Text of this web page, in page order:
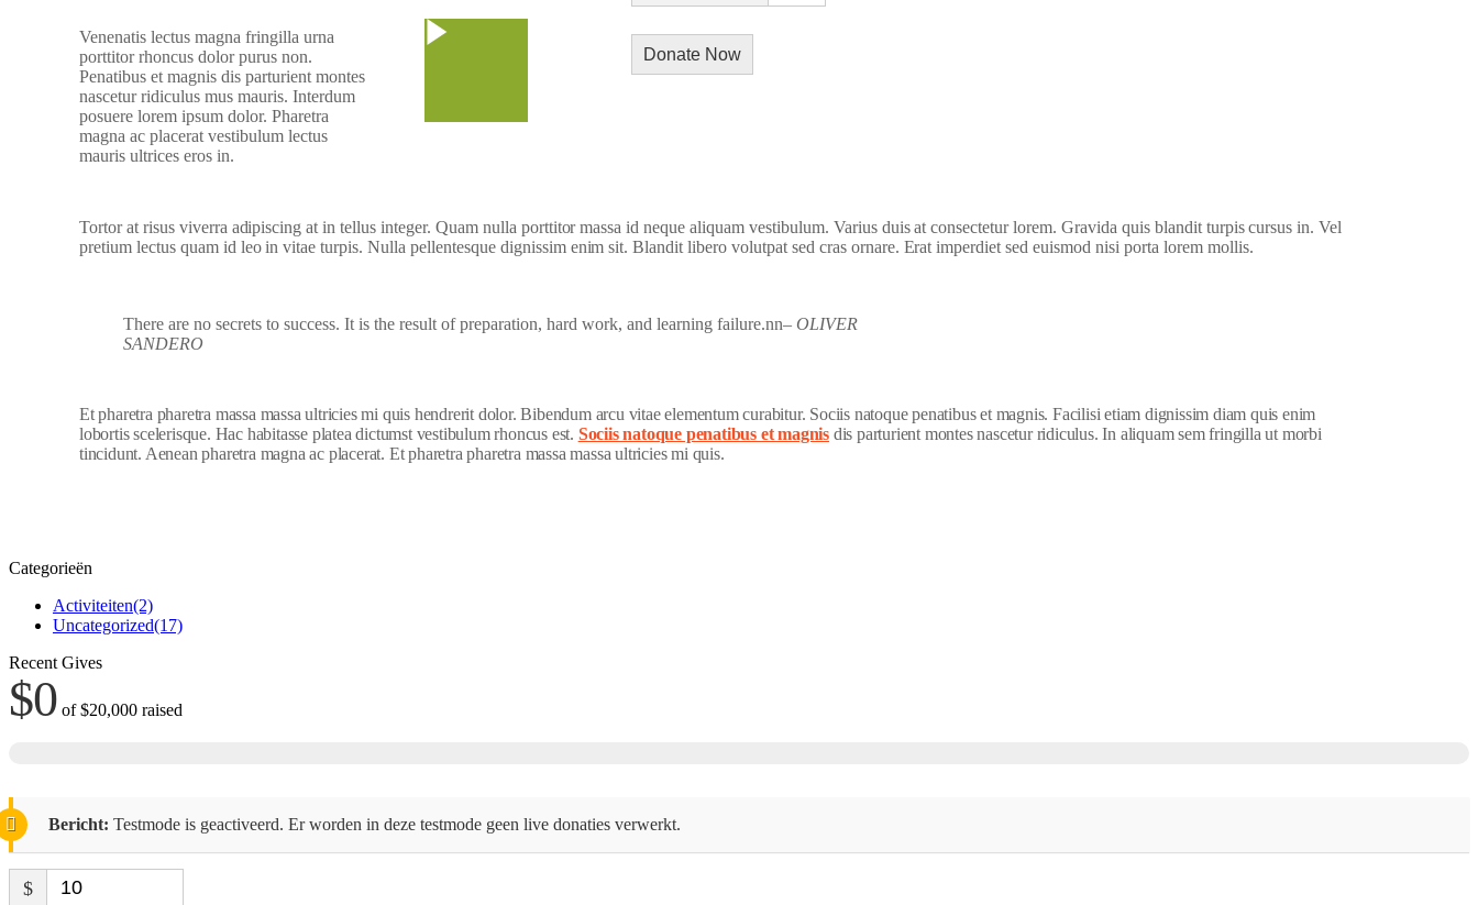
Venenatis lectus magna fringilla urna
porttitor rhoncus dolor purus non.
Penatibus et magnis dis parturient montes
nascetur ridiculus mus mauris. Interdum
posuere lorem ipsum dolor. Pharetra
magna ac placerat vestibulum lectus
mauris ultrices eros in.
Tortor at risus viverra adipiscing at in tellus integer. Quam nulla porttitor massa id neque aliquam vestibulum. Varius duis at consectetur lorem. Gravida quis blandit turpis cursus in. Vel
pretium lectus quam id leo in vitae turpis. Nulla pellentesque dignissim enim sit. Blandit libero volutpat sed cras ornare. Erat imperdiet sed euismod nisi porta lorem mollis.
There are no secrets to success. It is the result of preparation, hard work, and learning failure.nn– OLIVER
SANDERO
Et pharetra pharetra massa massa ultricies mi quis hendrerit dolor. Bibendum arcu vitae elementum curabitur. Sociis natoque penatibus et magnis. Facilisi etiam dignissim diam quis enim
lobortis scelerisque. Hac habitasse platea dictumst vestibulum rhoncus est. Sociis natoque penatibus et magnis dis parturient montes nascetur ridiculus. In aliquam sem fringilla ut morbi
tincidunt. Aenean pharetra magna ac placerat. Et pharetra pharetra massa massa ultricies mi quis.
Categorieën
Activiteiten(2)
Uncategorized(17)
Recent Gives
$0 of$20,000 raised
Bericht: Testmode is geactiveerd. Er worden in deze testmode geen live donaties verwerkt.
$